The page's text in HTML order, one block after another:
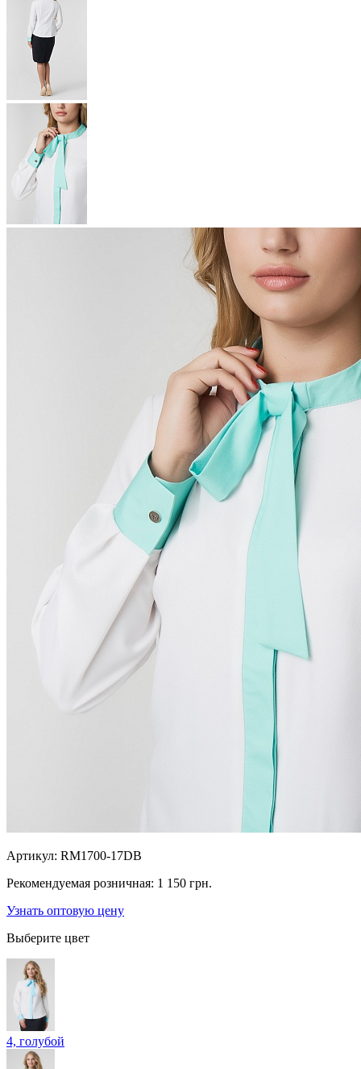
Артикул: RM1700-17DB
Рекомендуемая розничная: 1 150 грн.
Узнать оптовую цену
Выберите цвет
4, голубой